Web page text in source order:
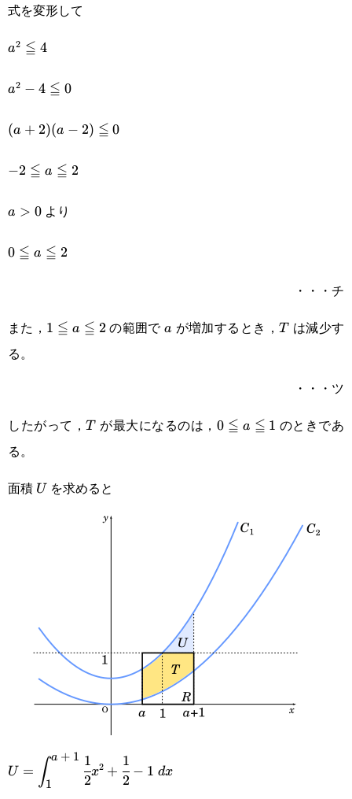
式を変形して
a^2\leqq4
a2 ≦ 4
a^2-
a2 − 4 ≦ 0
(a+2)
(a + 2)(a − 2) ≦ 0
-2\leqq
−2 ≦ a ≦ 2
a\gt0
a > 0より
0\leqq
0 ≦ a ≦ 2
・・・チ
また， 1\leqq
1 ≦ a ≦ 2 の範囲でa
a が増加するとき， T
T
は減少す
る。
・・・ツ
したがって，T
T が最大になるのは， 0\leqq
0 ≦ a ≦ 1 のときであ
る。
面積 U
Uを求めると
\displaystyle
U=\int_{\small{1}}^{\small{a+1}}\cfrac{1}
U = ∫1
a + 1
2
1
x2 +
2
1
− 1 dx